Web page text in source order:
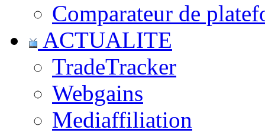
Comparateur de
ACTUALITE
TradeTracker
Webgains
Mediaffiliation